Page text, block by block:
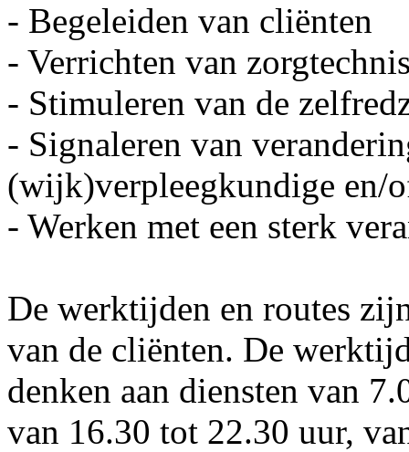
- Begeleiden van cliënten
- Verrichten van
- Stimuleren van de
- Signaleren van
(wijk)verpleegkundige en/
- Werken met een sterk
De werktijden en routes
van de cliënten. De
denken aan diensten van
van 16.30 tot 22.30 uur,